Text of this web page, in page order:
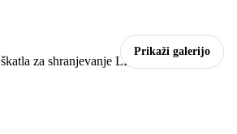
Prikaži galerijo